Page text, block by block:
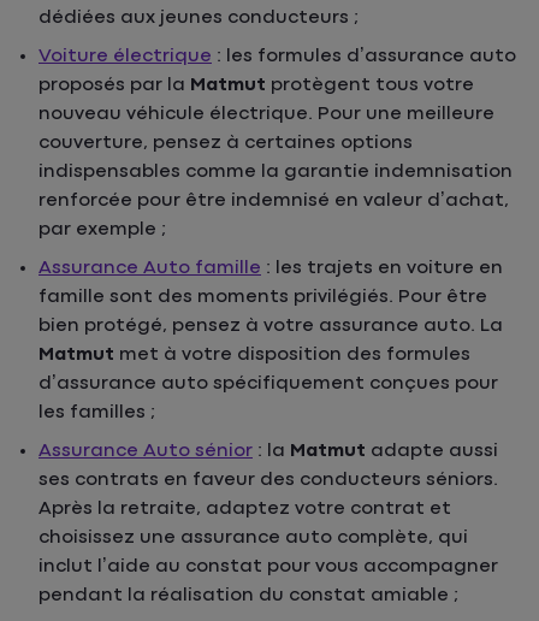
dédiées aux jeunes conducteurs ;
Voiture électrique : les formules d’assurance auto
proposés par la Matmut protègent tous votre
nouveau véhicule électrique. Pour une meilleure
couverture, pensez à certaines options
indispensables comme la garantie indemnisation
renforcée pour être indemnisé en valeur d’achat,
par exemple ;
Assurance Auto famille : les trajets en voiture en
famille sont des moments privilégiés. Pour être
bien protégé, pensez à votre assurance auto. La
Matmut met à votre disposition des formules
d’assurance auto spécifiquement conçues pour
les familles ;
Assurance Auto sénior : la Matmut adapte aussi
ses contrats en faveur des conducteurs séniors.
Après la retraite, adaptez votre contrat et
choisissez une assurance auto complète, qui
inclut l’aide au constat pour vous accompagner
pendant la réalisation du constat amiable ;